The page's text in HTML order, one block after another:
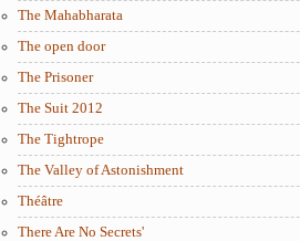
The Mahabharata
The open door
The Prisoner
The Suit 2012
The Tightrope
The Valley of Astonishment
Théâtre
There Are No Secrets'